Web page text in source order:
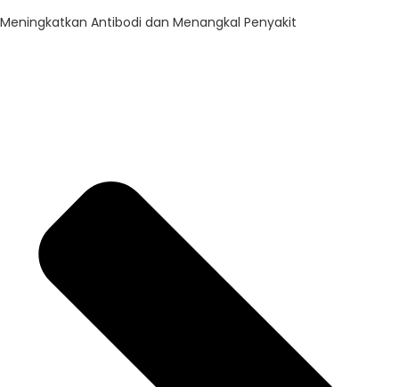
Meningkatkan Antibodi dan Menangkal Penyakit